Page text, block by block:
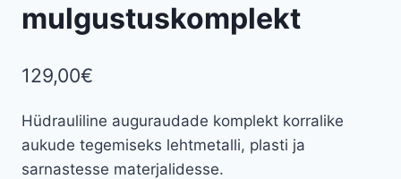
mulgustuskomplekt
129,00€
Hüdrauliline auguraudade komplekt korralike
aukude tegemiseks lehtmetalli, plasti ja
sarnastesse materjalidesse.